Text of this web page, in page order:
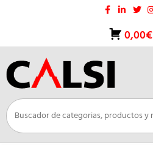
0,00€